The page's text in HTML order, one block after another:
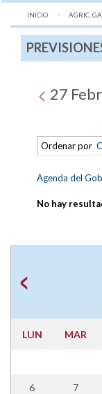
INICIO AGRIC,
27
Ordenar por
Agenda del
No hay
LUN MAR
6 7